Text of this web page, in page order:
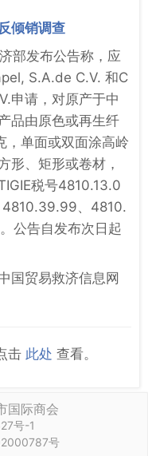
倾销调查
部发布公告称，应
S.A.de C.V. 和C
申请，对原产于中
品由原色或再生纤
，单面或双面涂高岭
形、矩形或卷材，
税号4810.13.0
、4810.
公告自发布次日起
国贸易救济信息网
击 此处 查看。
国际商会
号-1
号